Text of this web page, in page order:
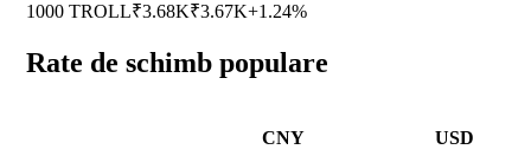
1000 TROLL₹3.68K₹3.67K+1.24%
Rate de schimb populare
CNY USD